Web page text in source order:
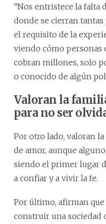
“Nos entristece la falta
donde se cierran
el requisito de la
viendo cómo personas
cobran millones, solo
o conocido de algún
Valoran la
para no ser
Por otro lado, valoran
de amor, aunque
siendo el primer lugar
a confiar y a vivir la fe.
Por último, afirman
construir una sociedad